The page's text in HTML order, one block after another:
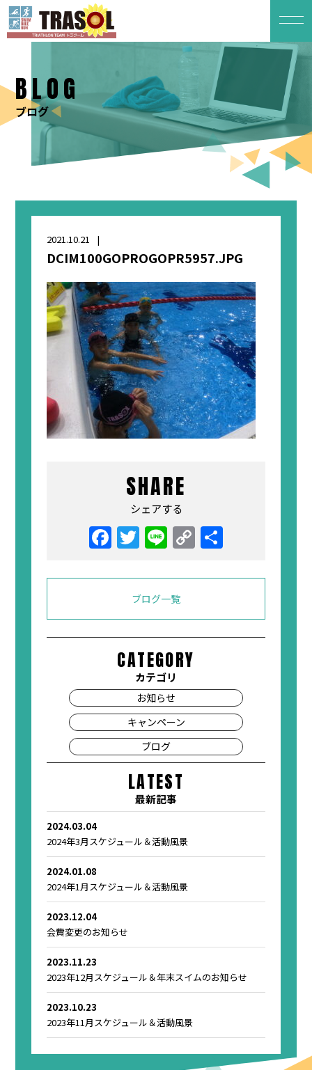
BLOG
ブログ
2021.10.21
DCIM100GOPROGOPR5957.JPG
SHARE
シェアする
Facebook
Twitter
LineCopy
ブログ一覧
CATEGORY
カテゴリ
お知らせ
キャンペーン
ブログ
LATEST
最新記事
2024.03.04
2024年3月スケジュール＆活動風景
2024.01.08
2024年1月スケジュール＆活動風景
2023.12.04
会費変更のお知らせ
2023.11.23
2023年12月スケジュール＆年末スイムのお知らせ
2023.10.23
2023年11月スケジュール＆活動風景